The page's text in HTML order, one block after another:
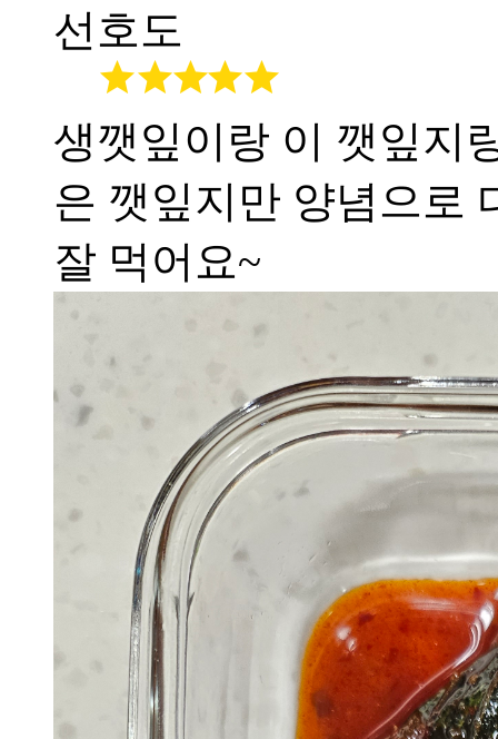
선호도
생깻잎이랑 이 깻잎지
은 깻잎지만 양념으로
잘 먹어요~